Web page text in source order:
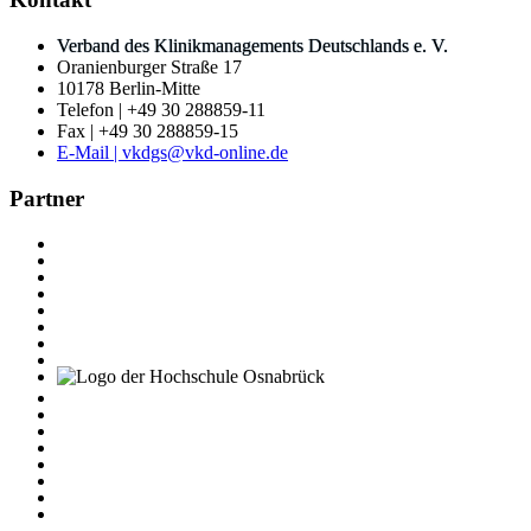
Verband des Klinikmanagements Deutschlands e. V.
Oranienburger Straße 17
10178 Berlin-Mitte
Telefon | +49 30 288859-11
Fax | +49 30 288859-15
E-Mail | vkdgs@vkd-online.de
Partner